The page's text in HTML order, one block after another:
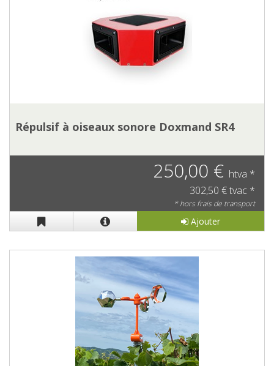
Répulsif à oiseaux sonore Doxmand SR4
250,00 € htva *
302,50 € tvac *
* hors frais de transport
Ajouter